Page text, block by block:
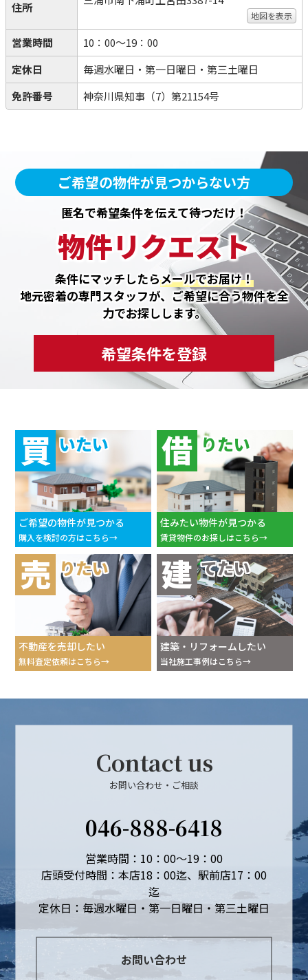
住所
地図を表示
営業時間
10：00～19：00
定休日
毎週水曜日・第一日曜日・第三土曜日
免許番号
神奈川県知事（7）第21154号
ご希望の物件が見つからない方
匿名で希望条件を伝えて待つだけ！
物件リクエスト
条件にマッチしたらメールでお届け！
地元密着の専門スタッフが、ご希望に合う物件を全
力でお探しします。
希望条件を登録
買 いたい
ご希望の物件が見つかる
購入を検討の方はこちら
借 りたい
住みたい物件が見つかる
賃貸物件のお探しはこちら
売 りたい
不動産を売却したい
無料査定依頼はこちら
建 てたい
建築・リフォームしたい
当社施工事例はこちら
Contact us
お問い合わせ・ご相談
046-888-6418
営業時間：10：00～19：00
店頭受付時間：本店18：00迄、駅前店17：00
迄
定休日：毎週水曜日・第一日曜日・第三土曜日
お問い合わせ